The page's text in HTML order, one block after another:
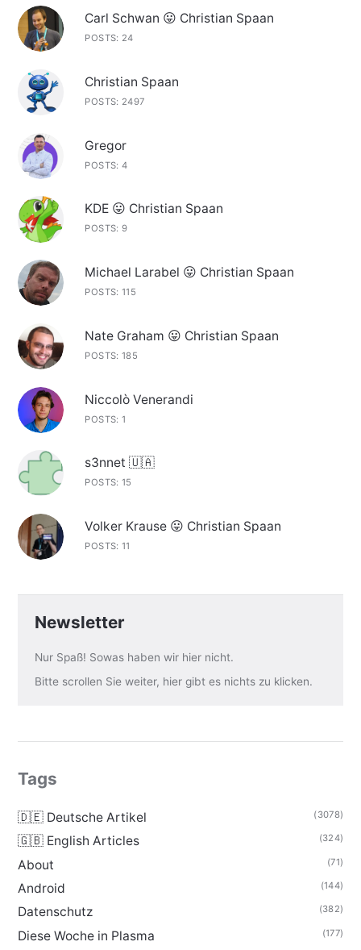
Carl Schwan 😛 Christian Spaan
POSTS: 24
Christian Spaan
POSTS: 2497
Gregor
POSTS: 4
KDE 😛 Christian Spaan
POSTS: 9
Michael Larabel 😛 Christian Spaan
POSTS: 115
Nate Graham 😛 Christian Spaan
POSTS: 185
Niccolò Venerandi
POSTS: 1
s3nnet 🇺🇦
POSTS: 15
Volker Krause 😛 Christian Spaan
POSTS: 11
Newsletter
Nur Spaß! Sowas haben wir hier nicht.
Bitte scrollen Sie weiter, hier gibt es nichts zu klicken.
Tags
🇩🇪 Deutsche Artikel (3078)
🇬🇧 English Articles (324)
About (71)
Android (144)
Datenschutz (382)
Diese Woche in Plasma (177)